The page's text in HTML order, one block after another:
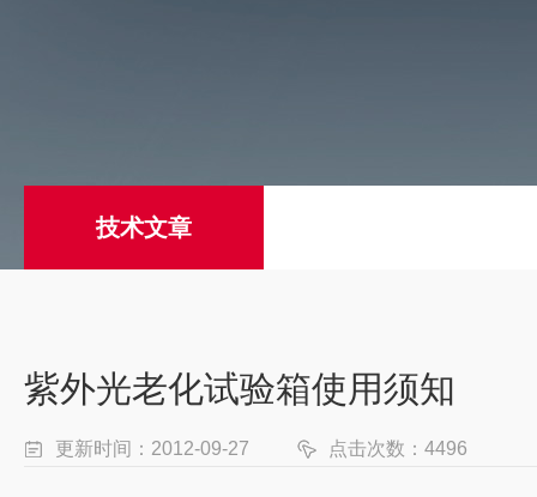
技术文章
紫外光老化试验箱使用须知
更新时间：2012-09-27 点击次数：4496